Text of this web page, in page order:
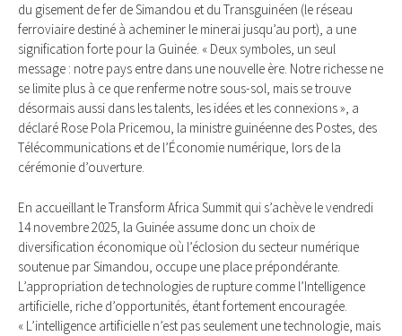
du gisement de fer de Simandou et du Transguinéen (le réseau
ferroviaire destiné à acheminer le minerai jusqu’au port), a une
signification forte pour la Guinée. « Deux symboles, un seul
message : notre pays entre dans une nouvelle ère. Notre richesse ne
se limite plus à ce que renferme notre sous-sol, mais se trouve
désormais aussi dans les talents, les idées et les connexions », a
déclaré Rose Pola Pricemou, la ministre guinéenne des Postes, des
Télécommunications et de l’Économie numérique, lors de la
cérémonie d’ouverture.
En accueillant le Transform Africa Summit qui s’achève le vendredi
14 novembre 2025, la Guinée assume donc un choix de
diversification économique où l’éclosion du secteur numérique
soutenue par Simandou, occupe une place prépondérante.
L’appropriation de technologies de rupture comme l’Intelligence
artificielle, riche d’opportunités, étant fortement encouragée.
« L’intelligence artificielle n’est pas seulement une technologie, mais